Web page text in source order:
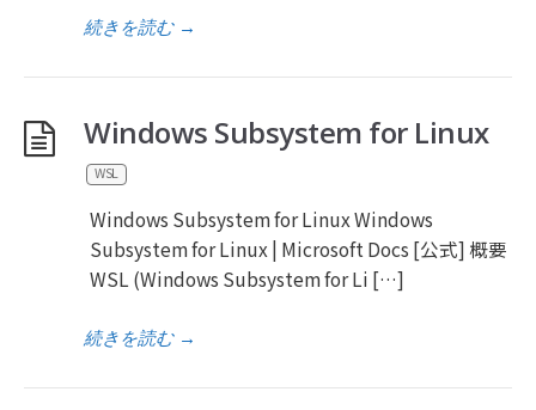
続きを読む→
Windows Subsystem for Linux
WSL
Windows Subsystem for Linux Windows
Subsystem for Linux | Microsoft Docs [公式] 概要
WSL (Windows Subsystem for Li […]
続きを読む→